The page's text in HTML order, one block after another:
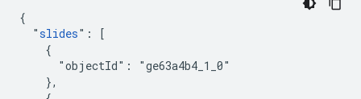
{
  "
slides": [
    {
      "objectId": "ge63a4b4_1_0"
    },